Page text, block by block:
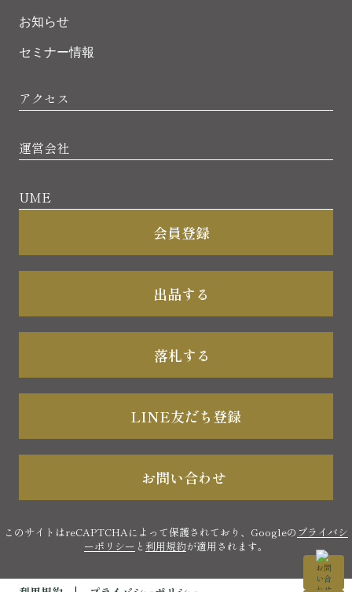
お知らせ
セミナー情報
アクセス
運営会社
UME
会員登録
出品する
落札する
LINE友だち登録
お問い合わせ
このサイトはreCAPTCHAによって保護されており、Googleの プライバシ
ーポリシー と 利用規約が適用されます。